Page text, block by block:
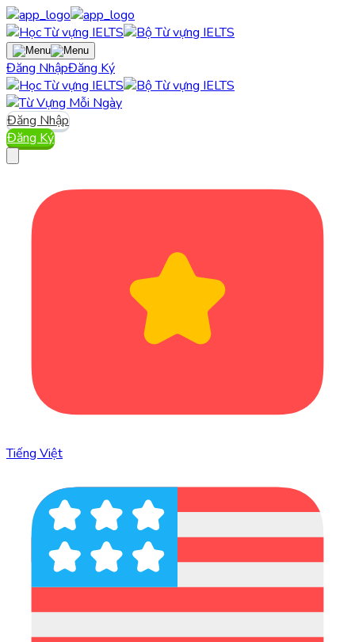
Đăng NhậpĐăng Ký
Đăng Nhập
Đăng Ký
Tiếng Việt